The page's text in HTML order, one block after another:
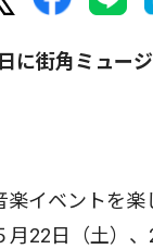
に街角ミュー
イベントを楽
月22日（土）